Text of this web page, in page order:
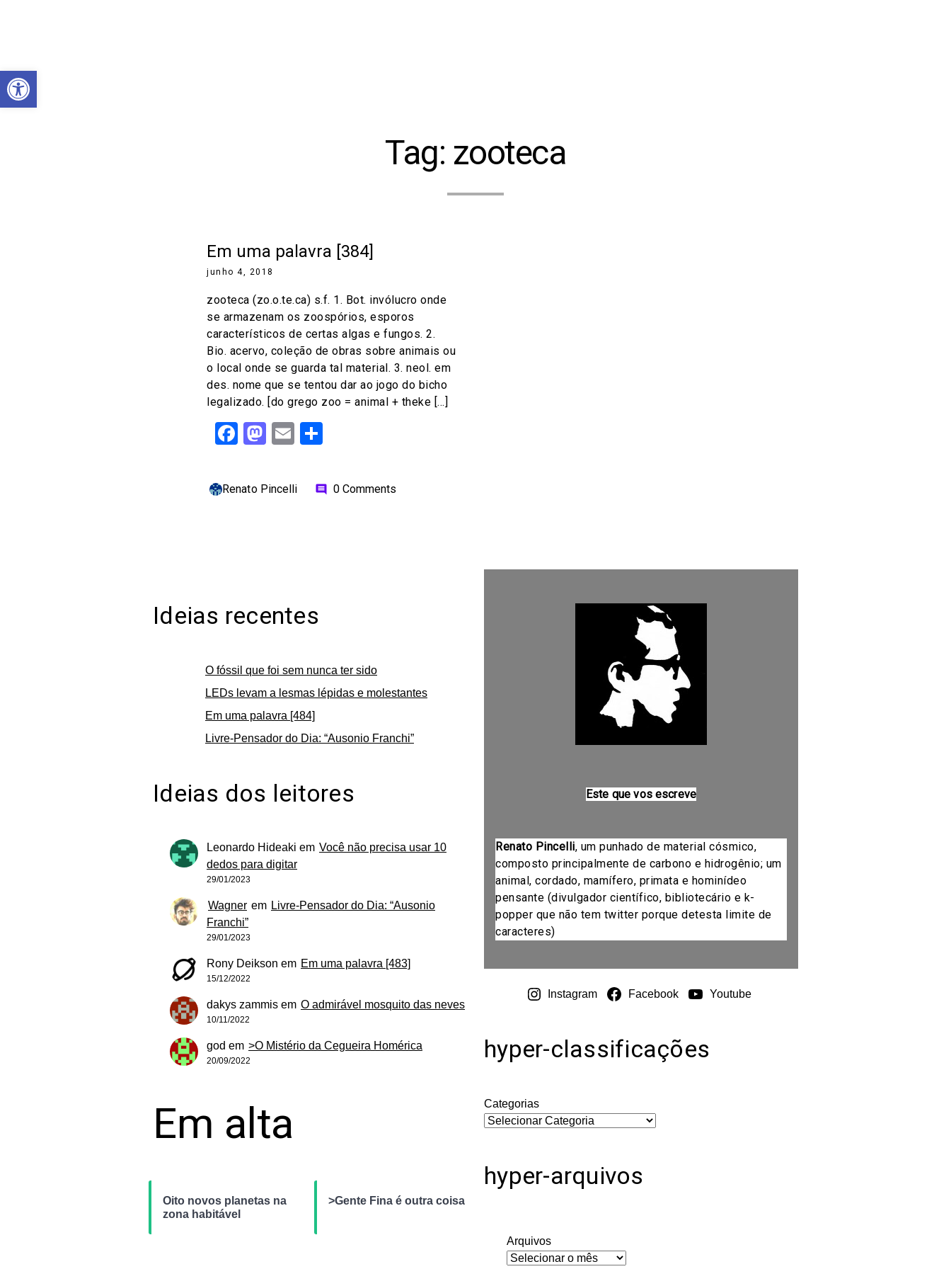
Abrir a barra de ferramentas
Tag: zooteca
Em uma palavra [384]
junho 4, 2018
zooteca (zo.o.te.ca) s.f. 1. Bot. invólucro onde
se armazenam os zoospórios, esporos
característicos de certas algas e fungos. 2.
Bio. acervo, coleção de obras sobre animais ou
o local onde se guarda tal material. 3. neol. em
des. nome que se tentou dar ao jogo do bicho
legalizado. [do grego zoo = animal + theke […]
Facebook
Mastodon
Email
Renato Pincelli comment 0 Comments
Ideias recentes
O fóssil que foi sem nunca ter sido
LEDs levam a lesmas lépidas e molestantes
Em uma palavra [484]
Livre-Pensador do Dia: “Ausonio Franchi”
Ideias dos leitores
Leonardo Hideaki em Você não precisa usar 10
dedos para digitar
29/01/2023
Wagner em Livre-Pensador do Dia: “Ausonio
Franchi”
29/01/2023
Rony Deikson em Em uma palavra [483]
15/12/2022
dakys zammis em O admirável mosquito das neves
10/11/2022
god em >O Mistério da Cegueira Homérica
20/09/2022
Em alta
Oito novos planetas na
zona habitável
>Gente Fina é outra coisa
Este que vos escreve
Renato Pincelli, um punhado de material cósmico,
composto principalmente de carbono e hidrogênio; um
animal, cordado, mamífero, primata e hominídeo
pensante (divulgador científico, bibliotecário e k-
popper que não tem twitter porque detesta limite de
caracteres)
Instagram Facebook Youtube
hyper-classificações
Categorias
hyper-arquivos
Arquivos